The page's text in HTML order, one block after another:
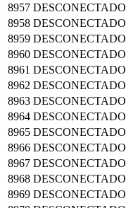
8957 DESCONECTADO
8958 DESCONECTADO
8959 DESCONECTADO
8960 DESCONECTADO
8961 DESCONECTADO
8962 DESCONECTADO
8963 DESCONECTADO
8964 DESCONECTADO
8965 DESCONECTADO
8966 DESCONECTADO
8967 DESCONECTADO
8968 DESCONECTADO
8969 DESCONECTADO